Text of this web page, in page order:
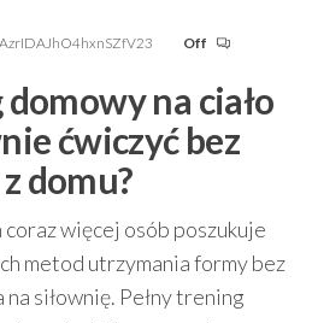
Off
na ciało
ćwiczyć bez
domu?
więcej osób poszukuje
metod utrzymania formy bez
siłownię. Pełny trening